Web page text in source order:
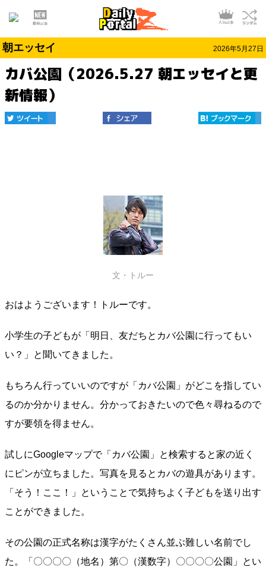
朝エッセイ 2026年5月27日
カバ公園（2026.5.27 朝エッセイと更
新情報）
文・トルー
おはようございます！トルーです。
小学生の子どもが「明日、友だちとカバ公園に行ってもい
い？」と聞いてきました。
もちろん行っていいのですが「カバ公園」がどこを指してい
るのか分かりません。分かっておきたいので色々尋ねるので
すが要領を得ません。
試しにGoogleマップで「カバ公園」と検索すると家の近く
にピンが立ちました。写真を見るとカバの遊具があります。
「そう！ここ！」ということで気持ちよく子どもを送り出す
ことができました。
その公園の正式名称は漢字がたくさん並ぶ難しい名前でし
た。「〇〇〇〇（地名）第〇（漢数字）〇〇〇〇公園」とい